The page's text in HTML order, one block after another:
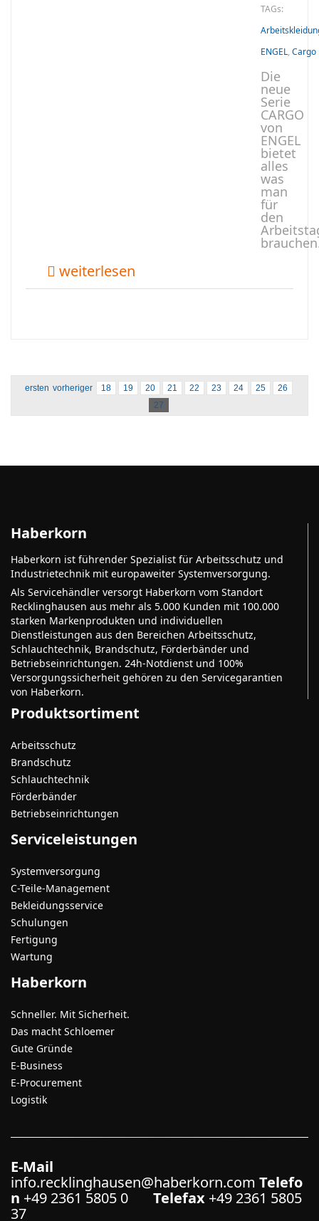
TAGs:
ENGEL, Cargo
Die
neue
Serie
CARGO
von
ENGEL
bietet
alles
was
man
für
den
weiterlesen
ersten vorheriger 18 19 20 21 22 23 24 25
26
27
Haberkorn
Haberkorn ist führender Spezialist für Arbeitsschutz und
Industrietechnik mit europaweiter Systemversorgung.
Als Servicehändler versorgt Haberkorn vom Standort
Recklinghausen aus mehr als 5.000 Kunden mit 100.000
starken Markenprodukten und individuellen
Dienstleistungen aus den Bereichen Arbeitsschutz,
Schlauchtechnik, Brandschutz, Förderbänder und
Betriebseinrichtungen. 24h-Notdienst und 100%
Versorgungssicherheit gehören zu den Servicegarantien
von Haberkorn.
Produktsortiment
Arbeitsschutz
Brandschutz
Schlauchtechnik
Förderbänder
Betriebseinrichtungen
Serviceleistungen
Systemversorgung
C-Teile-Management
Bekleidungsservice
Schulungen
Fertigung
Wartung
Haberkorn
Schneller. Mit Sicherheit.
Das macht Schloemer
Gute Gründe
E-Business
E-Procurement
Logistik
E-Mail
info.recklinghausen@haberkorn.com Telefo
n +49 2361 5805 0 Telefax +49 2361 5805
37